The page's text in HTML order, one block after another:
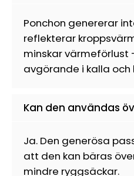
Ponchon genererar
reflekterar
minskar värmeförlust
avgörande i kalla
Kan den användas
Ja. Den generösa
att den kan bäras
mindre ryggsäckar.